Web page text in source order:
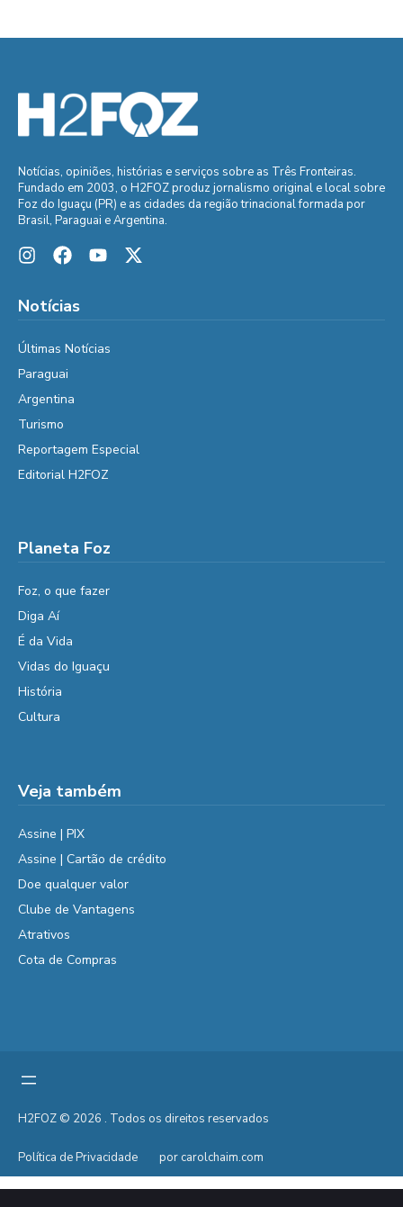
Notícias, opiniões, histórias e serviços sobre as Três Fronteiras.
Fundado em 2003, o H2FOZ produz jornalismo original e local sobre
Foz do Iguaçu (PR) e as cidades da região trinacional formada por
Brasil, Paraguai e Argentina.
Notícias
Últimas Notícias
Paraguai
Argentina
Turismo
Reportagem Especial
Editorial H2FOZ
Planeta Foz
Foz, o que fazer
Diga Aí
É da Vida
Vidas do Iguaçu
História
Cultura
Veja também
Assine | PIX
Assine | Cartão de crédito
Doe qualquer valor
Clube de Vantagens
Atrativos
Cota de Compras
H2FOZ © 2026 . Todos os direitos reservados
Política de Privacidade por carolchaim.com